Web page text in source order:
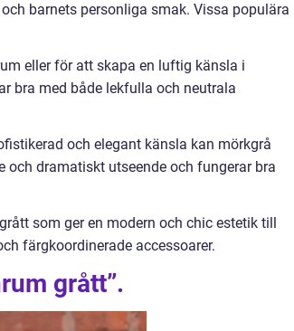
barnets personliga smak. Vissa populära
eller för att skapa en luftig känsla i
bra med både lekfulla och neutrala
och elegant känsla kan mörkgrå
dramatiskt utseende och fungerar bra
som ger en modern och chic estetik till
färgkoordinerade accessoarer.
grått”.